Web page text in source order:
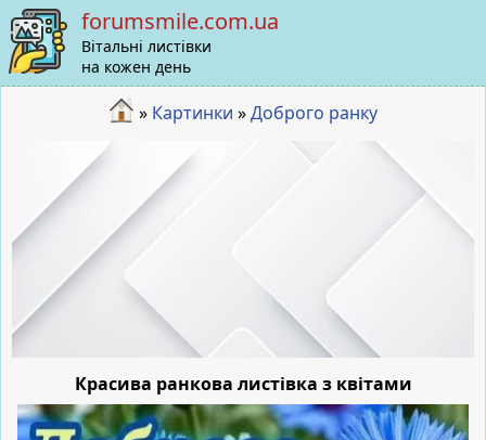
forumsmile.com.ua
Вітальні листівки
на кожен день
» Картинки »Доброго ранку
Красива ранкова листівка з квітами